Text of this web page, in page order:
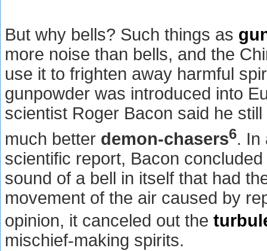
But why bells? Such things as
more noise than bells, and the
use it to frighten away harmful
gunpowder was introduced into
scientist Roger Bacon said he
much better demon-chasers6. In
scientific report, Bacon concluded
sound of a bell in itself that had
movement of the air caused by
opinion, it canceled out the
mischief-making spirits.